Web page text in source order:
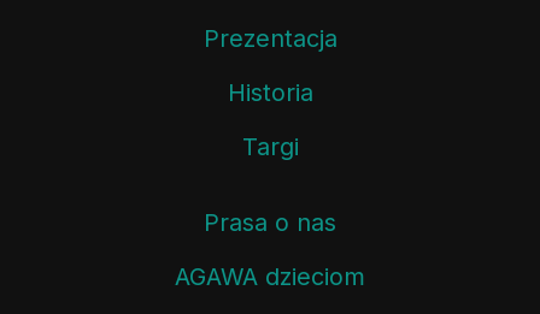
Prezentacja
Historia
Targi
Prasa o nas
AGAWA dzieciom